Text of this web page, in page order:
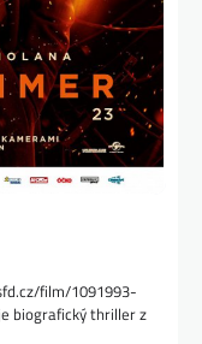
film/1091993-
biografický thriller z